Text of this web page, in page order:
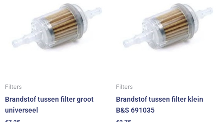
Filters
Brandstof tussen filter groot
universeel
Filters
Brandstof tussen filter klein
B&S 691035